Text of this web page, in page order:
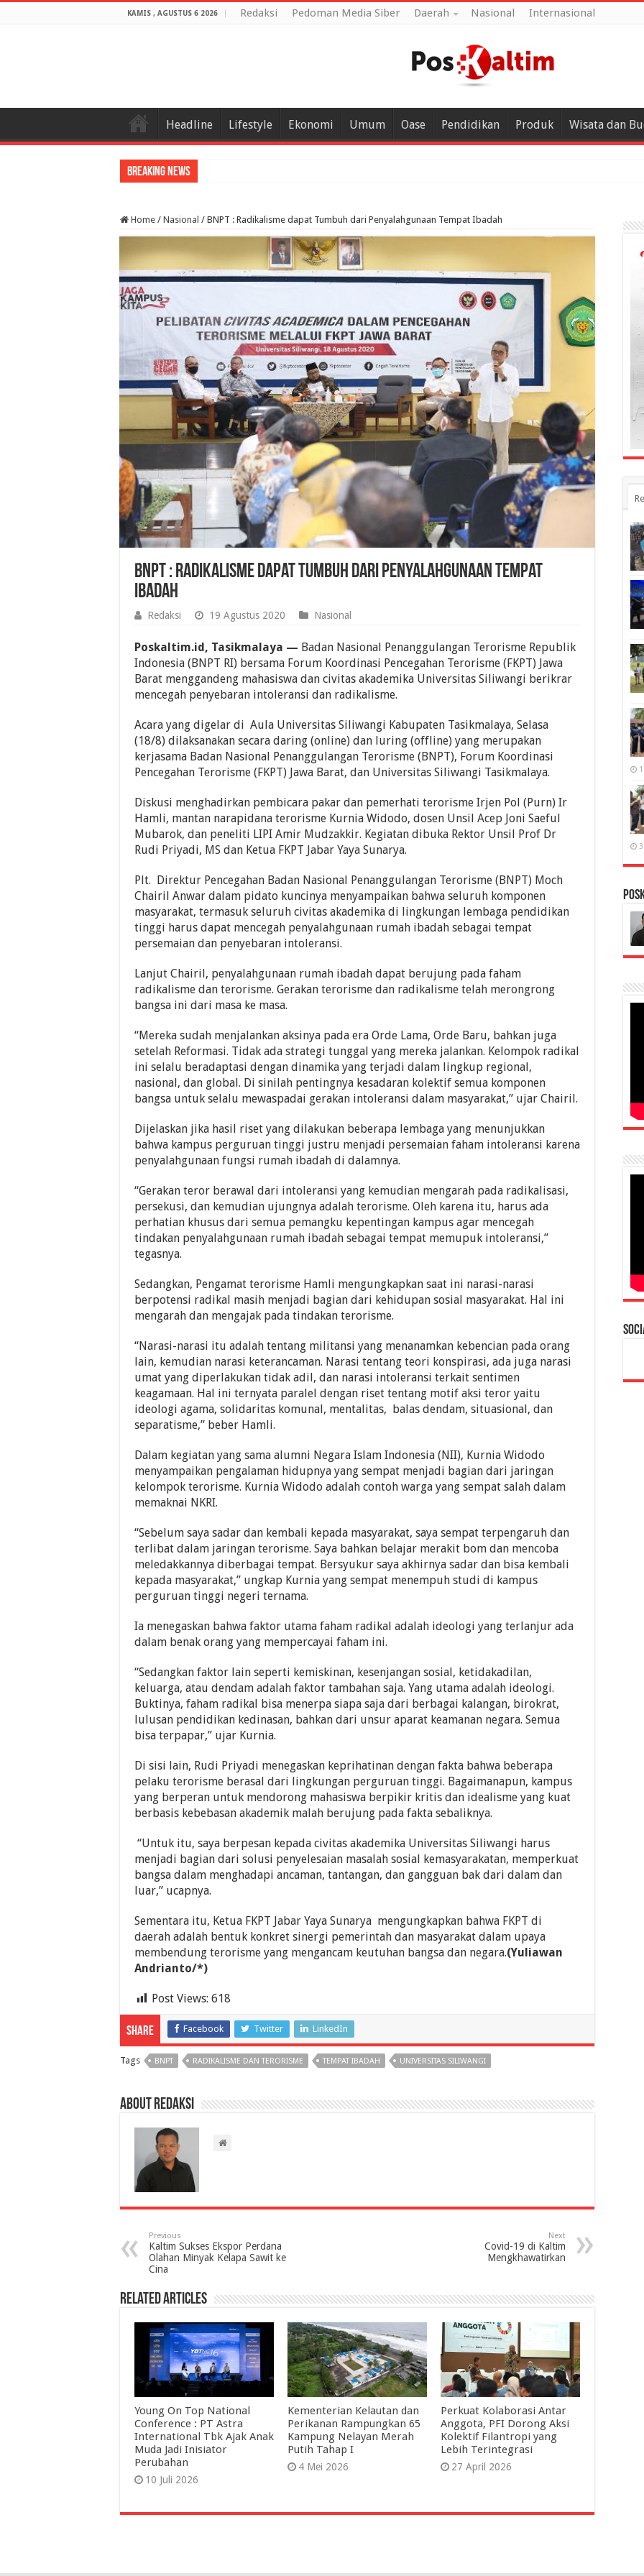
KAMIS , AGUSTUS 6 2026 Redaksi Pedoman Media Siber Daerah Nasional Internasional
Headline Lifestyle Ekonomi Umum Oase Pendidikan Produk Wisata dan
Breaking News
Home / Nasional / BNPT : Radikalisme dapat Tumbuh dari Penyalahgunaan Tempat Ibadah
BNPT : Radikalisme dapat Tumbuh dari Penyalahgunaan Tempat
Ibadah
Redaksi 19 Agustus 2020 Nasional
Poskaltim.id, Tasikmalaya — Badan Nasional Penanggulangan Terorisme Republik
Indonesia (BNPT RI) bersama Forum Koordinasi Pencegahan Terorisme (FKPT) Jawa
Barat menggandeng mahasiswa dan civitas akademika Universitas Siliwangi berikrar
mencegah penyebaran intoleransi dan radikalisme.
Acara yang digelar di Aula Universitas Siliwangi Kabupaten Tasikmalaya, Selasa
(18/8) dilaksanakan secara daring (online) dan luring (offline) yang merupakan
kerjasama Badan Nasional Penanggulangan Terorisme (BNPT), Forum Koordinasi
Pencegahan Terorisme (FKPT) Jawa Barat, dan Universitas Siliwangi Tasikmalaya.
Diskusi menghadirkan pembicara pakar dan pemerhati terorisme Irjen Pol (Purn) Ir
Hamli, mantan narapidana terorisme Kurnia Widodo, dosen Unsil Acep Joni Saeful
Mubarok, dan peneliti LIPI Amir Mudzakkir. Kegiatan dibuka Rektor Unsil Prof Dr
Rudi Priyadi, MS dan Ketua FKPT Jabar Yaya Sunarya.
Plt. Direktur Pencegahan Badan Nasional Penanggulangan Terorisme (BNPT) Moch
Chairil Anwar dalam pidato kuncinya menyampaikan bahwa seluruh komponen
masyarakat, termasuk seluruh civitas akademika di lingkungan lembaga pendidikan
tinggi harus dapat mencegah penyalahgunaan rumah ibadah sebagai tempat
persemaian dan penyebaran intoleransi.
Lanjut Chairil, penyalahgunaan rumah ibadah dapat berujung pada faham
radikalisme dan terorisme. Gerakan terorisme dan radikalisme telah merongrong
bangsa ini dari masa ke masa.
“Mereka sudah menjalankan aksinya pada era Orde Lama, Orde Baru, bahkan juga
setelah Reformasi. Tidak ada strategi tunggal yang mereka jalankan. Kelompok radikal
ini selalu beradaptasi dengan dinamika yang terjadi dalam lingkup regional,
nasional, dan global. Di sinilah pentingnya kesadaran kolektif semua komponen
bangsa untuk selalu mewaspadai gerakan intoleransi dalam masyarakat,” ujar Chairil.
Dijelaskan jika hasil riset yang dilakukan beberapa lembaga yang menunjukkan
bahwa kampus perguruan tinggi justru menjadi persemaian faham intoleransi karena
penyalahgunaan fungsi rumah ibadah di dalamnya.
“Gerakan teror berawal dari intoleransi yang kemudian mengarah pada radikalisasi,
persekusi, dan kemudian ujungnya adalah terorisme. Oleh karena itu, harus ada
perhatian khusus dari semua pemangku kepentingan kampus agar mencegah
tindakan penyalahgunaan rumah ibadah sebagai tempat memupuk intoleransi,”
tegasnya.
Sedangkan, Pengamat terorisme Hamli mengungkapkan saat ini narasi-narasi
berpotensi radikal masih menjadi bagian dari kehidupan sosial masyarakat. Hal ini
mengarah dan mengajak pada tindakan terorisme.
“Narasi-narasi itu adalah tentang militansi yang menanamkan kebencian pada orang
lain, kemudian narasi keterancaman. Narasi tentang teori konspirasi, ada juga narasi
umat yang diperlakukan tidak adil, dan narasi intoleransi terkait sentimen
keagamaan. Hal ini ternyata paralel dengan riset tentang motif aksi teror yaitu
ideologi agama, solidaritas komunal, mentalitas, balas dendam, situasional, dan
separatisme,” beber Hamli.
Dalam kegiatan yang sama alumni Negara Islam Indonesia (NII), Kurnia Widodo
menyampaikan pengalaman hidupnya yang sempat menjadi bagian dari jaringan
kelompok terorisme. Kurnia Widodo adalah contoh warga yang sempat salah dalam
memaknai NKRI.
“Sebelum saya sadar dan kembali kepada masyarakat, saya sempat terpengaruh dan
terlibat dalam jaringan terorisme. Saya bahkan belajar merakit bom dan mencoba
meledakkannya diberbagai tempat. Bersyukur saya akhirnya sadar dan bisa kembali
kepada masyarakat,” ungkap Kurnia yang sempat menempuh studi di kampus
perguruan tinggi negeri ternama.
Ia menegaskan bahwa faktor utama faham radikal adalah ideologi yang terlanjur ada
dalam benak orang yang mempercayai faham ini.
“Sedangkan faktor lain seperti kemiskinan, kesenjangan sosial, ketidakadilan,
keluarga, atau dendam adalah faktor tambahan saja. Yang utama adalah ideologi.
Buktinya, faham radikal bisa menerpa siapa saja dari berbagai kalangan, birokrat,
lulusan pendidikan kedinasan, bahkan dari unsur aparat keamanan negara. Semua
bisa terpapar,” ujar Kurnia.
Di sisi lain, Rudi Priyadi menegaskan keprihatinan dengan fakta bahwa beberapa
pelaku terorisme berasal dari lingkungan perguruan tinggi. Bagaimanapun, kampus
yang berperan untuk mendorong mahasiswa berpikir kritis dan idealisme yang kuat
berbasis kebebasan akademik malah berujung pada fakta sebaliknya.
“Untuk itu, saya berpesan kepada civitas akademika Universitas Siliwangi harus
menjadi bagian dari solusi penyelesaian masalah sosial kemasyarakatan, memperkuat
bangsa dalam menghadapi ancaman, tantangan, dan gangguan bak dari dalam dan
luar,” ucapnya.
Sementara itu, Ketua FKPT Jabar Yaya Sunarya mengungkapkan bahwa FKPT di
daerah adalah bentuk konkret sinergi pemerintah dan masyarakat dalam upaya
membendung terorisme yang mengancam keutuhan bangsa dan negara.(Yuliawan
Andrianto/*)
Post Views: 618
Share Facebook Twitter LinkedIn
Tags BNPT RADIKALISME DAN TERORISME TEMPAT IBADAH UNIVERSITAS SILIWANGI
About Redaksi
Previous
Kaltim Sukses Ekspor Perdana
Olahan Minyak Kelapa Sawit ke
Cina
Next
Covid-19 di Kaltim
Mengkhawatirkan
Related Articles
Young On Top National
Conference : PT Astra
International Tbk Ajak Anak
Muda Jadi Inisiator
Perubahan
10 Juli 2026
Kementerian Kelautan dan
Perikanan Rampungkan 65
Kampung Nelayan Merah
Putih Tahap I
4 Mei 2026
Perkuat Kolaborasi Antar
Anggota, PFI Dorong Aksi
Kolektif Filantropi yang
Lebih Terintegrasi
27 April 2026